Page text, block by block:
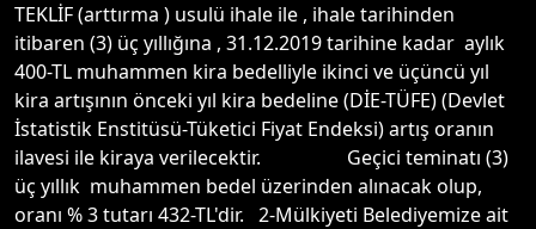
TEKLİF (arttırma ) usulü ihale ile , ihale tarihinden
itibaren (3) üç yıllığına , 31.12.2019 tarihine kadar aylık
400-TL muhammen kira bedelliyle ikinci ve üçüncü yıl
kira artışının önceki yıl kira bedeline (DİE-TÜFE) (Devlet
İstatistik Enstitüsü-Tüketici Fiyat Endeksi) artış oranın
ilavesi ile kiraya verilecektir. Geçici teminatı (3)
üç yıllık muhammen bedel üzerinden alınacak olup,
oranı % 3 tutarı 432-TL'dir. 2-Mülkiyeti Belediyemize ait